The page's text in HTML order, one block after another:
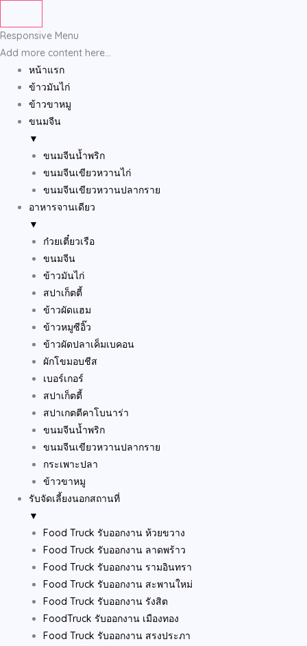
Responsive Menu
Add more content here...
หน้าแรก
ข้าวมันไก่
ข้าวขาหมู
ขนมจีน
▼
ขนมจีนน้ำพริก
ขนมจีนเขียวหวานไก่
ขนมจีนเขียวหวานปลากราย
อาหารจานเดียว
▼
ก๋วยเตี๋ยวเรือ
ขนมจีน
ข้าวมันไก่
สปาเก็ตตี้
ข้าวผัดแฮม
ข้าวหมูซีอิ๊ว
ข้าวผัดปลาเค็มเบคอน
ผักโขมอบชีส
เบอร์เกอร์
สปาเก็ตตี้
สปาเกตตีคาโบนาร่า
ขนมจีนน้ำพริก
ขนมจีนเขียวหวานปลากราย
กระเพาะปลา
ข้าวขาหมู
รับจัดเลี้ยงนอกสถานที่
▼
Food Truck รับออกงาน ห้วยขวาง
Food Truck รับออกงาน ลาดพร้าว
Food Truck รับออกงาน รามอินทรา
Food Truck รับออกงาน สะพานใหม่
Food Truck รับออกงาน รังสิต
FoodTruck รับออกงาน เมืองทอง
Food Truck รับออกงาน สรงประภา
to
content